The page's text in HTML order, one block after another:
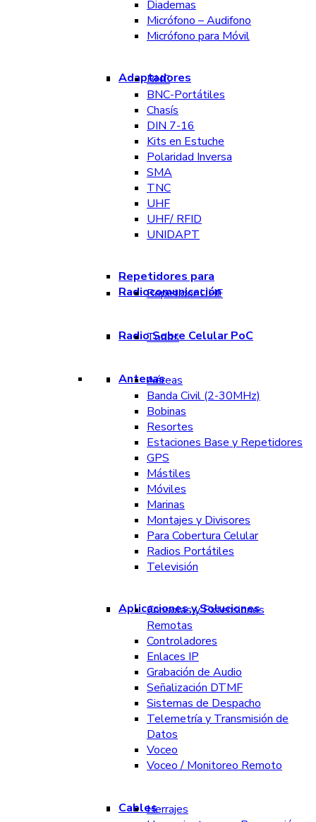
Diademas
Micrófono – Audifono
Micrófono para Móvil
Adaptadores
BNC
BNC-Portátiles
Chasís
DIN 7-16
Kits en Estuche
Polaridad Inversa
SMA
TNC
UHF
UHF/ RFID
UNIDAPT
Repetidores para
Radiocomunicación
Repetidor UHF
Radio Sobre Celular PoC
Todos
AntenasAéreas
Banda Civil (2-30MHz)
Bobinas
Resortes
Estaciones Base y Repetidores
GPS
Mástiles
Móviles
Marinas
Montajes y Divisores
Para Cobertura Celular
Radios Portátiles
Televisión
Aplicaciones y Soluciones
Consolas y Extensiones
Remotas
Controladores
Enlaces IP
Grabación de Audio
Señalización DTMF
Sistemas de Despacho
Telemetría y Transmisión de
Datos
Voceo
Voceo / Monitoreo Remoto
CablesHerrajes